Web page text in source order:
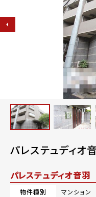
パレステュディオ
パレステュディオ音羽
物件種別
マンション